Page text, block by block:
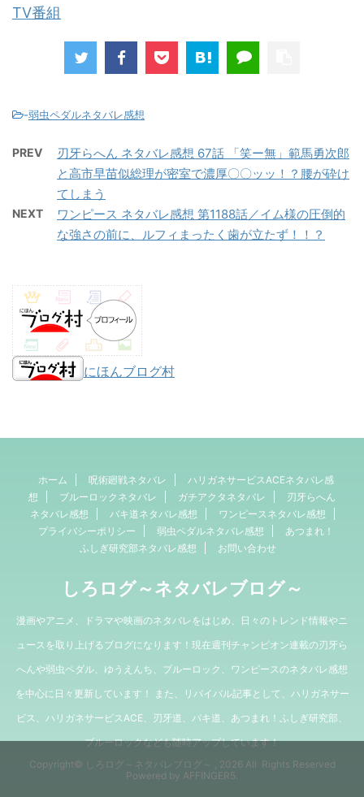
TV番組
-弱虫ペダルネタバレ感想
PREV
刃牙らへん ネタバレ感想 67話 「笑ー無」範馬勇次郎
と高市早苗似総理が密室で濃厚〇〇ッッ！？腰が砕け
てしまう
NEXT
ワンピース ネタバレ感想 第1188話／イム様の圧倒的
な強さの前に、ルフィまったく歯が立たず！！？
にほんブログ村
ホーム 呪術廻戦ネタバレ
ハリガネサービスACEネタバレ感
想
ブルーロックネタバレ ガチアクタネタバレ
刃牙らへん
ネタバレ感想
バキ道ネタバレ感想
ワンピースネタバレ感想
プライバシーポリシー
弱虫ペダルネタバレ感想
あつまれ！
ふしぎ研究部ネタバレ感想
お問い合わせ
しろログ～ネタバレブログ～
漫画やアニメ、ドラマや映画のネタバレをはじめ、日々のトレンド情報やニ
ュースを取り上げるブログになります！現在週刊チャンピオン連載の刃牙ら
へんや弱虫ペダル、ゆうえんち、ブルーロック、ワンピースのネタバレ感想
を中心に日々更新しています！ また、リバイバル記事として、ハリガネサー
ビス、ハリガネサービスACE、刃牙道、バキ道、あつまれ！ふしぎ研究部、
ブルーロックなども随時アップしています！
Copyright© しろログ～ネタバレブログ～ , 2026 All Rights Reserved
Powered by AFFINGER5